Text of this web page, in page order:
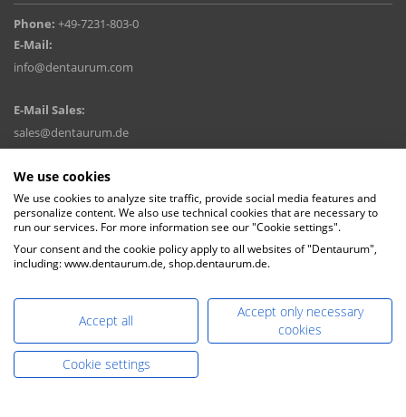
Phone: +49-7231-803-0
E-Mail:
info@dentaurum.com
E-Mail Sales:
sales@dentaurum.de
Turnstr. 31, 75228 Ispringen, Germany
We use cookies
We use cookies to analyze site traffic, provide social media features and
personalize content. We also use technical cookies that are necessary to
run our services. For more information see our "Cookie settings".
Your consent and the cookie policy apply to all websites of "Dentaurum",
including: www.dentaurum.de, shop.dentaurum.de.
Accept all
Accept only necessary
cookies
Cookie settings